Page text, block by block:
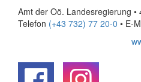
Amt der Oö. Landesregierung •
Telefon (+43 732) 77 20-0 • E-